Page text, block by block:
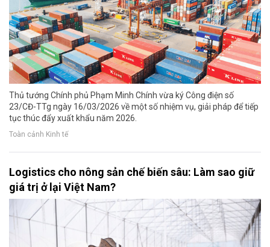
Thủ tướng Chính phủ Phạm Minh Chính vừa ký Công điện số
23/CĐ-TTg ngày 16/03/2026 về một số nhiệm vụ, giải pháp để tiếp
tục thúc đẩy xuất khẩu năm 2026.
Toàn cảnh Kinh tế
Logistics cho nông sản chế biến sâu: Làm sao giữ
giá trị ở lại Việt Nam?